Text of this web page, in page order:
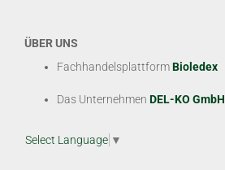
ÜBER UNS
FachhandelsplattformBioledex
Das Unternehmen DEL-KO GmbH
Select Language ▼